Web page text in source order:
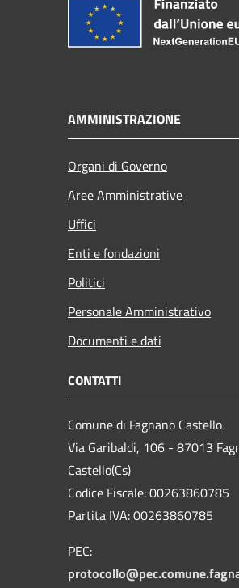
AMMINISTRAZIONE
Organi di Governo
Aree Amministrative
Uffici
Enti e fondazioni
Politici
Personale Amministrativo
Documenti e dati
CONTATTI
Comune di Fagnano Castello
Via Garibaldi, 106 - 87013
Castello(Cs)
Codice Fiscale: 00263860785
Partita IVA: 00263860785
PEC: